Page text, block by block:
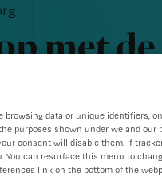
met
Nursing1
browsing data or unique identifiers,
purposes shown under we and our
consent will disable them. If
You can resurface this menu to
link on the bottom of the